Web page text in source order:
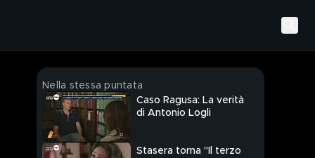
Nella stessa puntata
Caso Ragusa: La verità
di Antonio Logli
Stasera torna "Il terzo